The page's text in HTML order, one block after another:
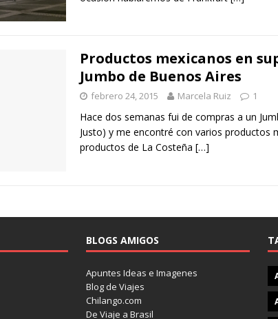
Productos mexicanos en
Jumbo de Buenos Aires
febrero 24, 2015 Marcela Ruiz 1
Hace dos semanas fui de compras a un
Justo) y me encontré con varios productos
productos de La Costeña […]
BLOGS AMIGOS
Apuntes Ideas e Imagenes
Blog de Viajes
Chilango.com
De Viaje a Brasil